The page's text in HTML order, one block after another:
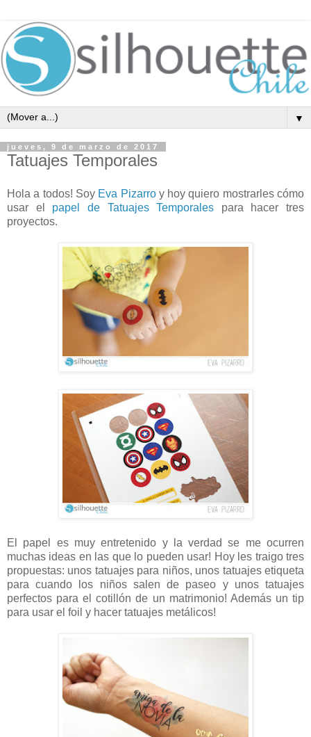
▼
jueves, 9 de marzo de 2017
Tatuajes Temporales
Hola a todos! Soy Eva Pizarroy hoy quiero mostrarles cómo
usar el papel de Tatuajes Temporales para hacer tres
proyectos.
El papel es muy entretenido y la verdad se me ocurren
muchas ideas en las que lo pueden usar! Hoy les traigo tres
propuestas: unos tatuajes para niños, unos tatuajes etiqueta
para cuando los niños salen de paseo y unos tatuajes
perfectos para el cotillón de un matrimonio! Además un tip
para usar el foil y hacer tatuajes metálicos!